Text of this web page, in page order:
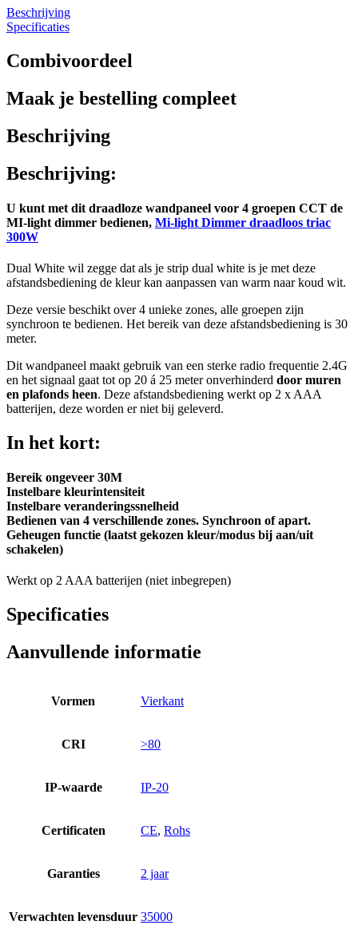
Beschrijving
Specificaties
Combivoordeel
Maak je bestelling compleet
Beschrijving
Beschrijving:
U kunt met dit draadloze wandpaneel voor 4 groepen CCT de
MI-light dimmer bedienen, Mi-light Dimmer draadloos triac
300W
Dual White wil zegge dat als je strip dual white is je met deze
afstandsbediening de kleur kan aanpassen van warm naar koud wit.
Deze versie beschikt over 4 unieke zones, alle groepen zijn
synchroon te bedienen. Het bereik van deze afstandsbediening is 30
meter.
Dit wandpaneel maakt gebruik van een sterke radio frequentie 2.4G
en het signaal gaat tot op 20 á 25 meter onverhinderd door muren
en plafonds heen. Deze afstandsbediening werkt op 2 x AAA
batterijen, deze worden er niet bij geleverd.
In het kort:
Bereik ongeveer 30M
Instelbare kleurintensiteit
Instelbare veranderingssnelheid
Bedienen van 4 verschillende zones. Synchroon of apart.
Geheugen functie (laatst gekozen kleur/modus bij aan/uit
schakelen)
Werkt op 2 AAA batterijen (niet inbegrepen)
Specificaties
Aanvullende informatie
Vormen Vierkant
CRI >80
IP-waarde IP-20
Certificaten CE, Rohs
Garanties 2 jaar
Verwachten levensduur 35000